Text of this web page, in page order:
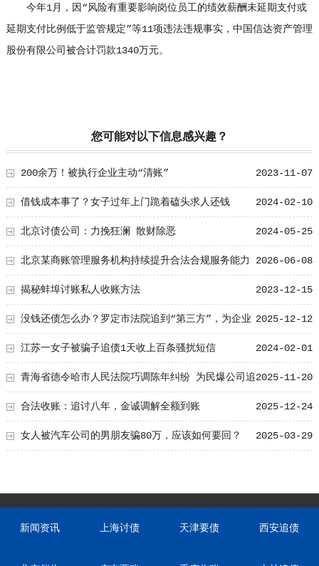
今年1月，因“风险有重要影响岗位员工的绩效薪酬未延期支付或
延期支付比例低于监管规定”等11项违法违规事实，中国信达资产管理
股份有限公司被合计罚款1340万元。
您可能对以下信息感兴趣？
2023-11-07
200余万！被执行企业主动“清账”
2024-02-10
借钱成本事了？女子过年上门跪着磕头求人还钱
2024-05-25
北京讨债公司：力挽狂澜 散财除恶
2026-06-08
北京某商账管理服务机构持续提升合法合规服务能力
助力企业化解应收账款难题 2023-12-15
揭秘蚌埠讨账私人收账方法
2025-12-12
没钱还债怎么办？罗定市法院追到“第三方”，为企业
追回百万欠款 2024-02-01
江苏一女子被骗子追债1天收上百条骚扰短信
2025-11-20
青海省德令哈市人民法院巧调陈年纠纷 为民爆公司追
回拖欠货款 2025-12-24
合法收账：追讨八年，金诚调解全额到账
2025-03-29
女人被汽车公司的男朋友骗80万，应该如何要回？
新闻资讯 上海讨债 天津要债 西安追债